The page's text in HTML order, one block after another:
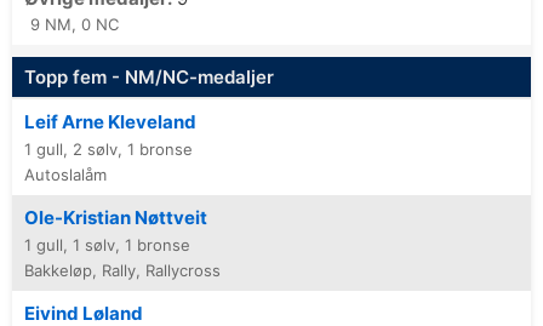
9 NM, 0 NC
Topp fem - NM/NC-medaljer
Leif Arne Kleveland
1 gull, 2 sølv, 1 bronse
Autoslalåm
Ole-Kristian Nøttveit
1 gull, 1 sølv, 1 bronse
Bakkeløp, Rally, Rallycross
Eivind Løland